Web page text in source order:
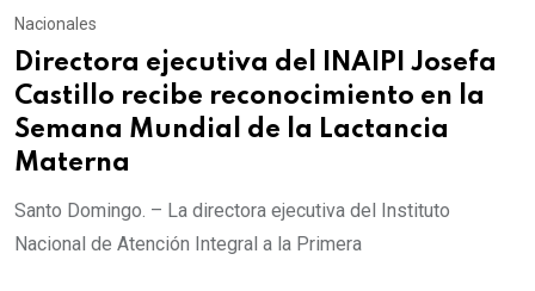
Nacionales
Directora ejecutiva del INAIPI Josefa
Castillo recibe reconocimiento en la
Semana Mundial de la Lactancia
Materna
Santo Domingo. – La directora ejecutiva del Instituto
Nacional de Atención Integral a la Primera